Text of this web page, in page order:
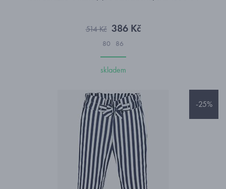
514 Kč 386 Kč
80 86
skladem
-25%